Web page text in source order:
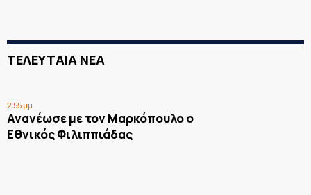
ΤΕΛΕΥΤΑΙΑ ΝΕΑ
2:55 μμ
Ανανέωσε με τον Μαρκόπουλο ο
Εθνικός Φιλιππιάδας